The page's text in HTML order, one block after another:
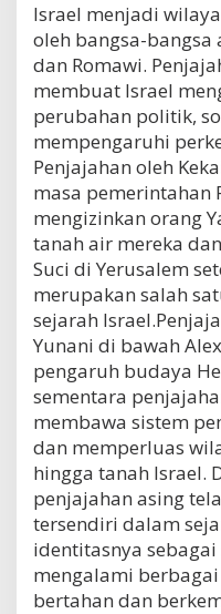
Israel menjadi
oleh bangsa-bangsa
dan Romawi.
membuat Israel
perubahan politik,
mempengaruhi
Penjajahan oleh
masa pemerintahan
mengizinkan orang
tanah air mereka
Suci di Yerusalem
merupakan salah
sejarah
Yunani di bawah
pengaruh budaya
sementara
membawa sistem
dan memperluas
hingga tanah Israel.
penjajahan asing
tersendiri dalam
identitasnya
mengalami
bertahan dan